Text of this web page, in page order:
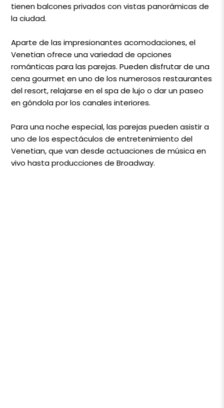
tienen balcones privados con vistas panorámicas de
la ciudad.
Aparte de las impresionantes acomodaciones, el
Venetian ofrece una variedad de opciones
románticas para las parejas. Pueden disfrutar de una
cena gourmet en uno de los numerosos restaurantes
del resort, relajarse en el spa de lujo o dar un paseo
en góndola por los canales interiores.
Para una noche especial, las parejas pueden asistir a
uno de los espectáculos de entretenimiento del
Venetian, que van desde actuaciones de música en
vivo hasta producciones de Broadway.